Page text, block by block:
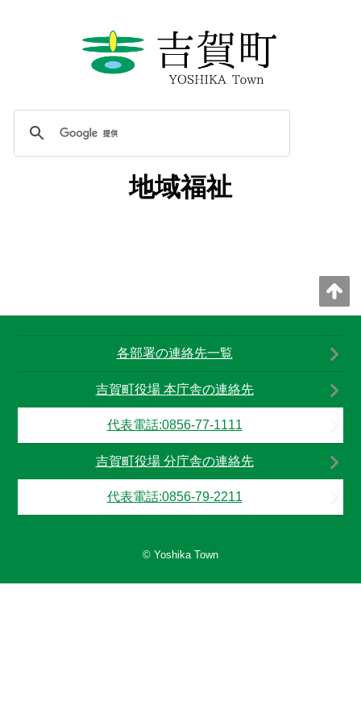
地域福祉
各部署の連絡先一覧
吉賀町役場 本庁舎の連絡先
代表電話:0856-77-1111
吉賀町役場 分庁舎の連絡先
代表電話:0856-79-2211
© Yoshika Town